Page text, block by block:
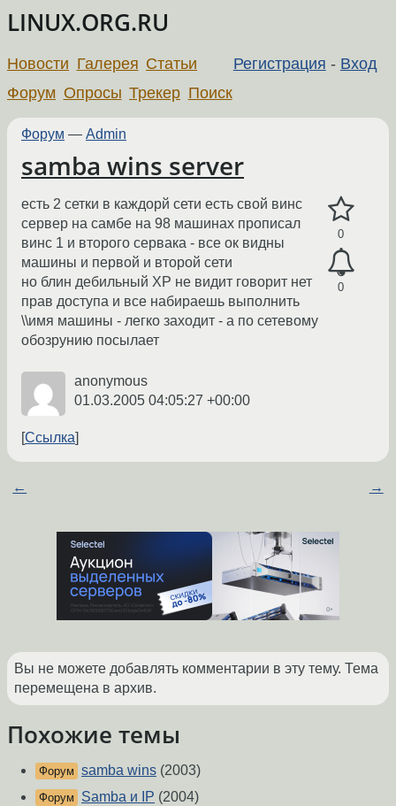
LINUX.ORG.RU
Регистрация - Вход
Новости Галерея Статьи
Форум Опросы Трекер Поиск
Форум — Admin
samba wins server
0
0
есть 2 сетки в каждорй сети есть свой винс
сервер на самбе на 98 машинах прописал
винс 1 и второго сервака - все ок видны
машины и первой и второй сети
но блин дебильный XP не видит говорит нет
прав доступа и все набираешь выполнить
\\имя машины - легко заходит - а по сетевому
обозрунию посылает
anonymous
01.03.2005 04:05:27 +00:00
Ссылка
← →
Вы не можете добавлять комментарии в эту тему. Тема
перемещена в архив.
Похожие темы
Форум samba wins (2003)
Форум Samba и IP (2004)